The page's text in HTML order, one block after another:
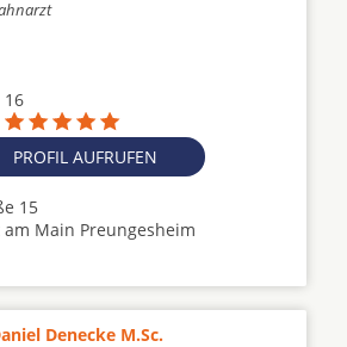
16
PROFIL AUFRUFEN
15
Main Preungesheim
Denecke M.Sc.